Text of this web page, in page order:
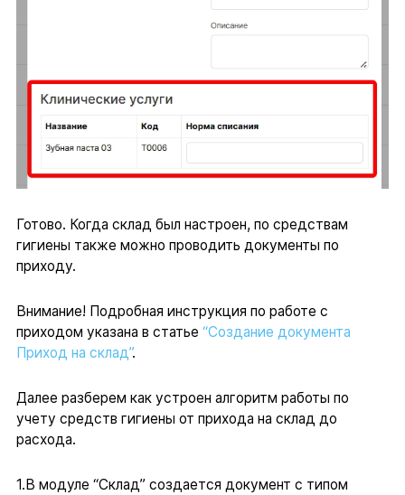
Готово. Когда склад был настроен, по средствам
гигиены также можно проводить документы по
приходу.
Внимание! Подробная инструкция по работе с
приходом указана в статье “Создание документа
Приход на склад”.
Далее разберем как устроен алгоритм работы по
учету средств гигиены от прихода на склад до
расхода.
1.В модуле “Склад” создается документ с типом